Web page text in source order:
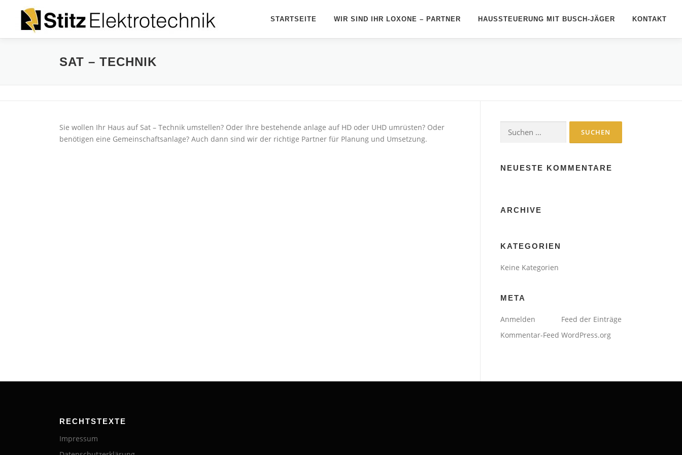
springen
STARTSEITE WIR SIND IHR LOXONE – PARTNER HAUSSTEUERUNG MIT BUSCH-JÄGER KONTAKT
SAT – TECHNIK
Sie wollen Ihr Haus auf Sat – Technik umstellen? Oder Ihre bestehende anlage auf HD oder UHD umrüsten? Oder
benötigen eine Gemeinschaftsanlage? Auch dann sind wir der richtige Partner für Planung und Umsetzung.
nach:
NEUESTE KOMMENTARE
ARCHIVE
KATEGORIEN
Keine Kategorien
META
Anmelden
Feed der Einträge
Kommentar-Feed WordPress.org
RECHTSTEXTE
Impressum